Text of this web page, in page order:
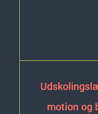
motion og